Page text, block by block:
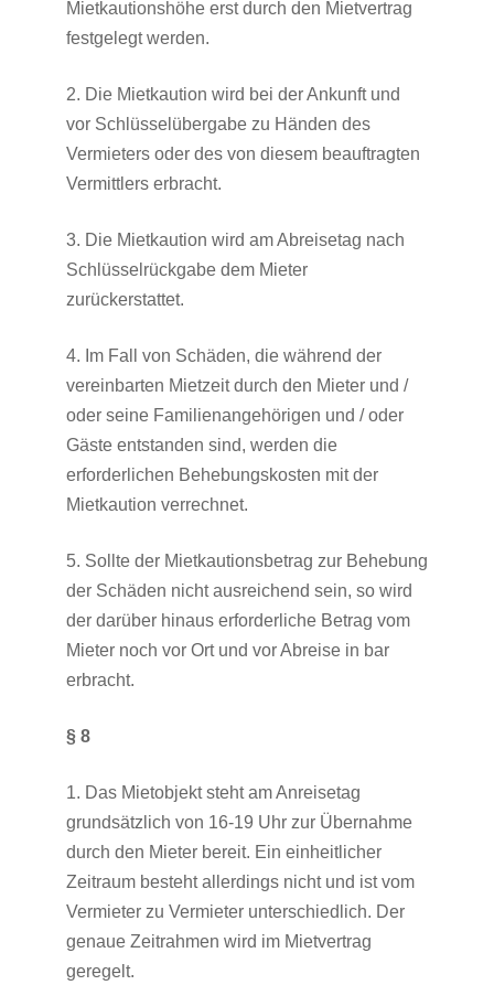
Mietkautionshöhe erst durch den Mietvertrag
festgelegt werden.
2. Die Mietkaution wird bei der Ankunft und
vor Schlüsselübergabe zu Händen des
Vermieters oder des von diesem beauftragten
Vermittlers erbracht.
3. Die Mietkaution wird am Abreisetag nach
Schlüsselrückgabe dem Mieter
zurückerstattet.
4. Im Fall von Schäden, die während der
vereinbarten Mietzeit durch den Mieter und /
oder seine Familienangehörigen und / oder
Gäste entstanden sind, werden die
erforderlichen Behebungskosten mit der
Mietkaution verrechnet.
5. Sollte der Mietkautionsbetrag zur Behebung
der Schäden nicht ausreichend sein, so wird
der darüber hinaus erforderliche Betrag vom
Mieter noch vor Ort und vor Abreise in bar
erbracht.
§ 8
1. Das Mietobjekt steht am Anreisetag
grundsätzlich von 16-19 Uhr zur Übernahme
durch den Mieter bereit. Ein einheitlicher
Zeitraum besteht allerdings nicht und ist vom
Vermieter zu Vermieter unterschiedlich. Der
genaue Zeitrahmen wird im Mietvertrag
geregelt.